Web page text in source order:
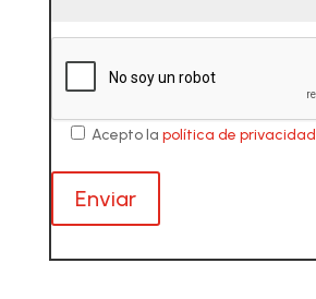
Acepto la política de privacidad